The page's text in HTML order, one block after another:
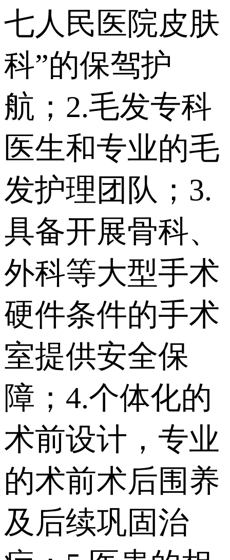
七人民医院皮肤
科”的保驾护
航；2.毛发专科
医生和专业的毛
发护理团队；3.
具备开展骨科、
外科等大型手术
硬件条件的手术
室提供安全保
障；4.个体化的
术前设计，专业
的术前术后围养
及后续巩固治